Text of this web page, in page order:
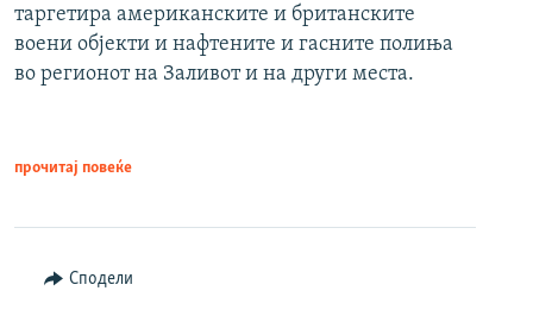
таргетира американските и британските
воени објекти и нафтените и гасните полиња
во регионот на Заливот и на други места.
прочитај повеќе
Сподели